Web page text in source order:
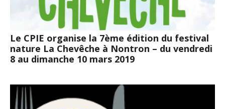
Le CPIE organise la 7ème édition du festival
nature La Chevêche à Nontron – du vendredi
8 au dimanche 10 mars 2019